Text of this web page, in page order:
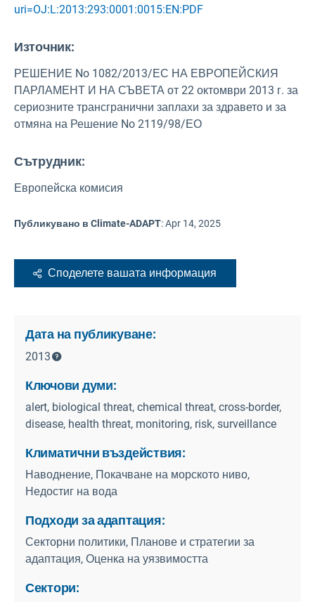
uri=OJ:L:2013:293:0001:0015:EN:PDF
Източник:
РЕШЕНИЕ No 1082/2013/ЕС НА ЕВРОПЕЙСКИЯ
ПАРЛАМЕНТ И НА СЪВЕТА от 22 октомври 2013 г. за
сериозните трансгранични заплахи за здравето и за
отмяна на Решение No 2119/98/ЕО
Сътрудник:
Европейска комисия
Публикувано в Climate-ADAPT:Apr 14, 2025
Споделете вашата информация
Дата на публикуване:
2013
Ключови думи:
alert, biological threat, chemical threat, cross-border,
disease, health threat, monitoring, risk, surveillance
Климатични въздействия:
Наводнение, Покачване на морското ниво,
Недостиг на вода
Подходи за адаптация:
Секторни политики, Планове и стратегии за
адаптация, Оценка на уязвимостта
Сектори: